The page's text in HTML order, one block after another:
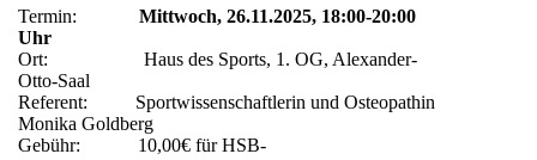
Termin:Mittwoch, 26.11.2025, 18:00-20:00
Uhr
Ort: Haus des Sports, 1. OG, Alexander-
Otto-Saal
Referent: Sportwissenschaftlerin und Osteopathin
Monika Goldberg
Gebühr: 10,00€ für HSB-